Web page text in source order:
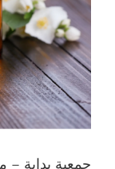
جمعية بداية –